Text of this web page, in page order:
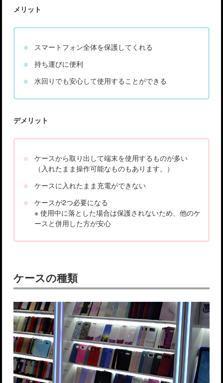
メリット
スマートフォン全体を保護してくれる
持ち運びに便利
水回りでも安心して使用することができる
デメリット
ケースから取り出して端末を使用するものが多い
（入れたまま操作可能なものもあります。）
ケースに入れたまま充電ができない
ケースが2つ必要になる
※ 使用中に落とした場合は保護されないため、他のケ
ースと併用した方が安心
ケースの種類